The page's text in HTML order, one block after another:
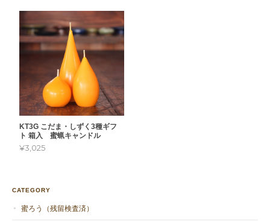
KT3G こだま・しずく3種ギフ
ト 箱入 蜜蝋キャンドル
¥3,025
CATEGORY
蜜ろう（残留検査済）